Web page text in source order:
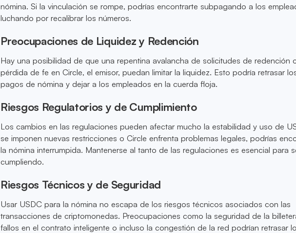
nómina. Si la vinculación se rompe, podrías encontrarte subpagando a los
luchando por recalibrar los números.
Preocupaciones de Liquidez y Redención
Hay una posibilidad de que una repentina avalancha de solicitudes de redención
pérdida de fe en Circle, el emisor, puedan limitar la liquidez. Esto podría retrasar
pagos de nómina y dejar a los empleados en la cuerda floja.
Riesgos Regulatorios y de Cumplimiento
Los cambios en las regulaciones pueden afectar mucho la estabilidad y uso de
se imponen nuevas restricciones o Circle enfrenta problemas legales, podrías
la nómina interrumpida. Mantenerse al tanto de las regulaciones es esencial para
cumpliendo.
Riesgos Técnicos y de Seguridad
Usar USDC para la nómina no escapa de los riesgos técnicos asociados con las
transacciones de criptomonedas. Preocupaciones como la seguridad de la
fallos en el contrato inteligente o incluso la congestión de la red podrían retrasar